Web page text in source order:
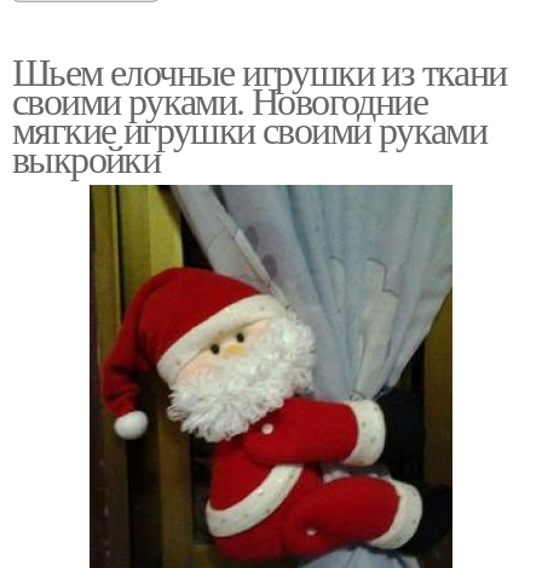
Шьем елочные игрушки из ткани
своими руками. Новогодние
мягкие игрушки своими руками
выкройки